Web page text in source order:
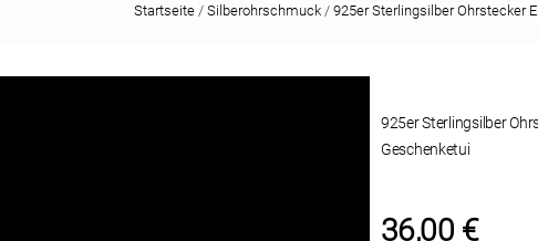
Startseite / Silberohrschmuck /925er Sterlingsilber Ohrstecker
925er Sterlingsilber
36,00 €